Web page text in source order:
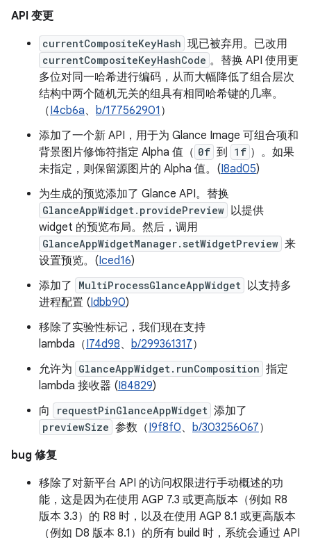
API 变更
currentCompositeKeyHash 现已被弃用。已改用
currentCompositeKeyHashCode 。替换 API 使用更
多位对同一哈希进行编码，从而大幅降低了组合层次
结构中两个随机无关的组具有相同哈希键的几率。
（I4cb6a、 b/177562901 ）
添加了一个新 API，用于为 Glance Image 可组合项和
背景图片修饰符指定 Alpha 值（ 0f 到 1f ）。如果
未指定，则保留源图片的 Alpha 值。(I8ad05)
为生成的预览添加了 Glance API。替换
GlanceAppWidget.providePreview 以提供
widget 的预览布局。然后，调用
GlanceAppWidgetManager.setWidgetPreview 来
设置预览。(Iced16)
添加了
MultiProcessGlanceAppWidget 以支持多
进程配置 (Idbb90)
移除了实验性标记，我们现在支持
lambda（I74d98、 b/299361317）
允许为 GlanceAppWidget.runComposition 指定
lambda 接收器 (I84829)
向
requestPinGlanceAppWidget 添加了
previewSize 参数（I9f8f0、 b/303256067）
bug 修复
移除了对新平台 API 的访问权限进行手动概述的功
能，这是因为在使用 AGP 7.3 或更高版本（例如 R8
版本 3.3）的 R8 时，以及在使用 AGP 8.1 或更高版本
（例如 D8 版本 8.1）的所有 build 时，系统会通过 API